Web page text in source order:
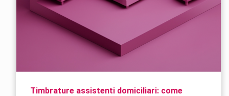
Timbrature assistenti domiciliari: come